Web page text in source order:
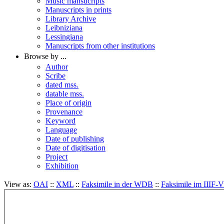
Manuscripts in prints
Library Archive
Leibniziana
Lessingiana
Manuscripts from other institutions
Browse by ...
Author
Scribe
dated mss.
datable mss.
Place of origin
Provenance
Keyword
Language
Date of publishing
Date of digitisation
Project
Exhibition
View as: OAI :: XML :: Faksimile in der WDB :: Faksimile im IIIF-